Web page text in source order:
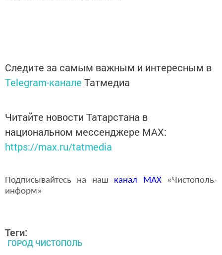
Следите за самым важным и интересным в
Telegram-канале Татмедиа
Читайте новости Татарстана в
национальном мессенджере MАХ:
https://max.ru/tatmedia
Подписывайтесь на наш канал MAX«Чистополь-
информ»
Теги:
ГОРОД ЧИСТОПОЛЬ